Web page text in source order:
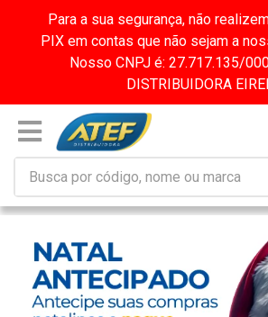
Para a sua segurança, não
PIX em contas que não sejam a
Nosso CNPJ é: 27.717.135/
DISTRIBUIDORA